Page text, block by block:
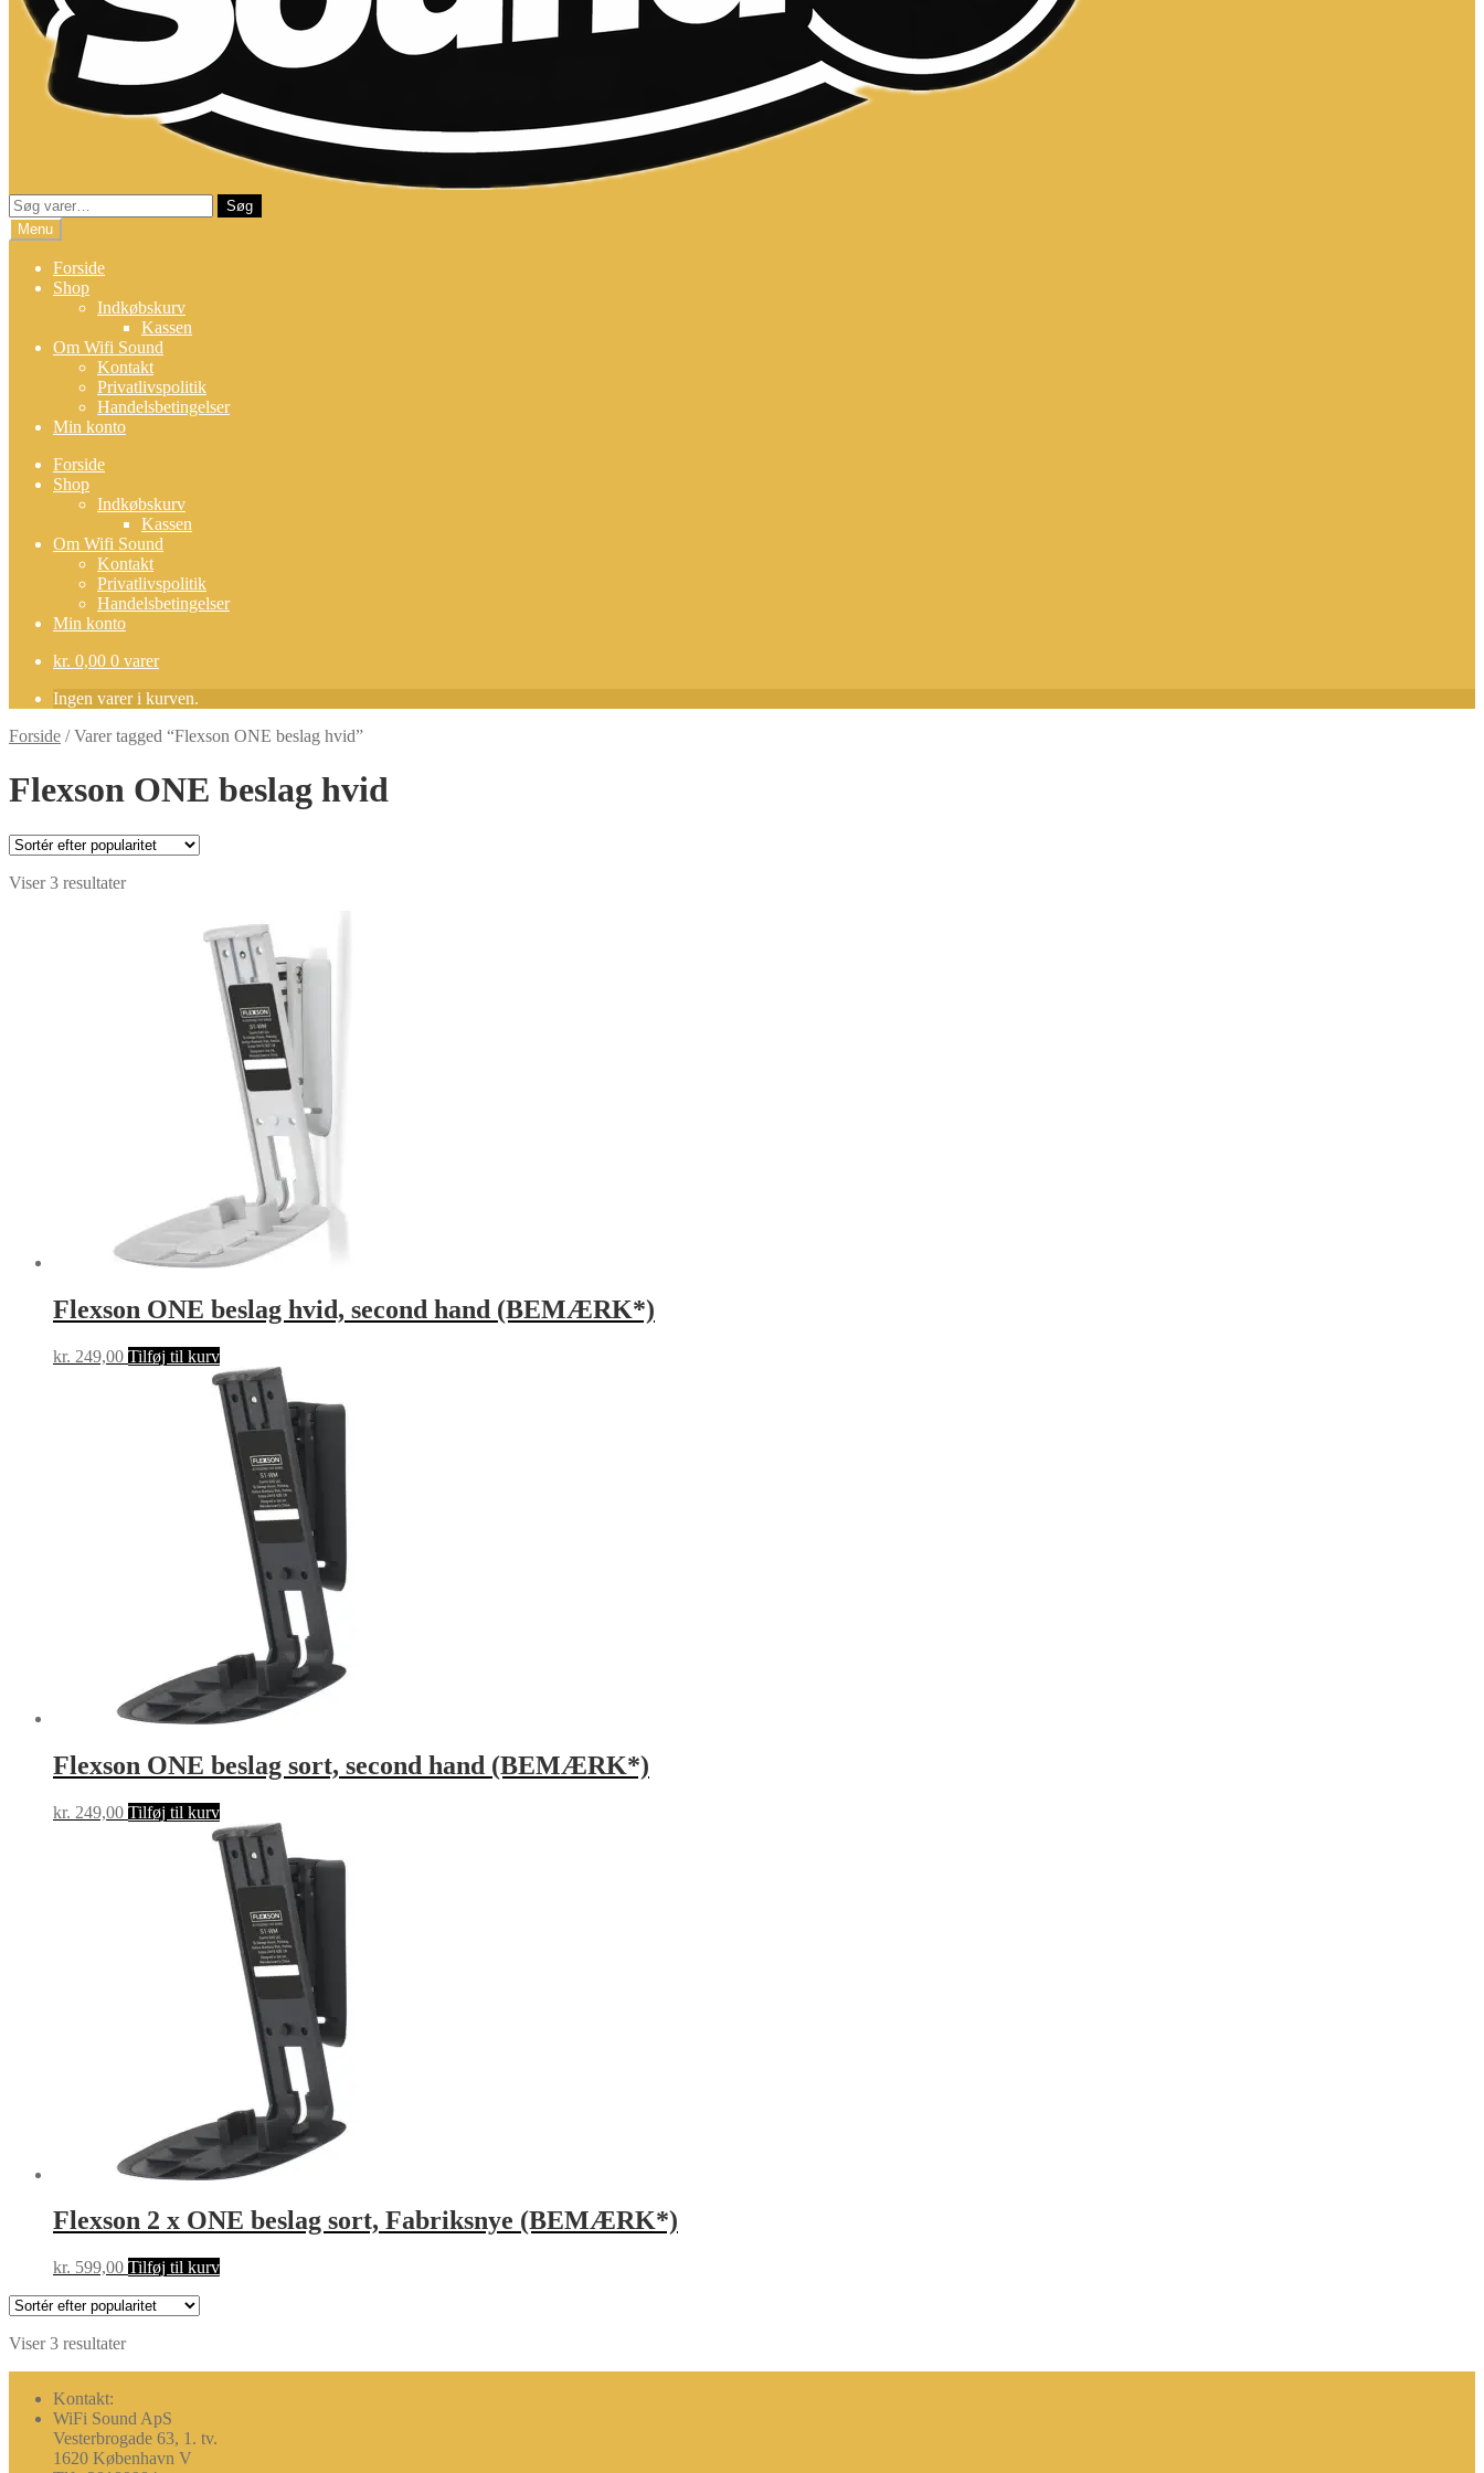
Søg
efter:
Søg
Menu
Forside
Shop
Indkøbskurv
Kassen
Om Wifi Sound
Kontakt
Privatlivspolitik
Handelsbetingelser
Min konto
Forside
Shop
Indkøbskurv
Kassen
Om Wifi Sound
Kontakt
Privatlivspolitik
Handelsbetingelser
Min konto
kr. 0,00 0 varer
Ingen varer i kurven.
Forside /Varer tagged “Flexson ONE beslag hvid”
Flexson ONE beslag hvid
Viser 3 resultaterSorteret
Flexson ONE beslag hvid, second hand (BEMÆRK*)
kr. 249,00 Tilføj til kurv
Flexson ONE beslag sort, second hand (BEMÆRK*)
kr. 249,00 Tilføj til kurv
Flexson 2 x ONE beslag sort, Fabriksnye (BEMÆRK*)
kr. 599,00 Tilføj til kurv
Viser 3 resultaterSorteret
Kontakt:
WiFi Sound ApS
Vesterbrogade 63, 1. tv.
1620 København V